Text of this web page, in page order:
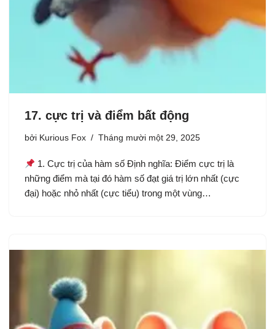
17. cực trị và điểm bất động
bởi Kurious Fox Tháng mười một 29, 2025
1. Cực trị của hàm số Định nghĩa: Điểm cực trị là
những điểm mà tại đó hàm số đạt giá trị lớn nhất (cực
đại) hoặc nhỏ nhất (cực tiểu) trong một vùng…